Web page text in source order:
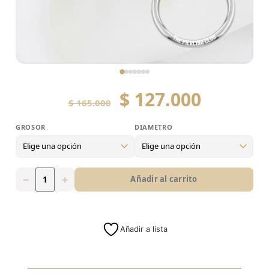
$165.000 $ 127.000
16g
GROSOR DIAMETRO
− + Añadir al carrito
Añadir a lista